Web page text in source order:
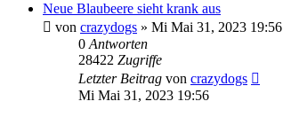
Neue Blaubeere sieht krank aus
von crazydogs » Mi Mai 31, 2023 19:56
0 Antworten
28422 Zugriffe
Letzter Beitrag von crazydogs
Mi Mai 31, 2023 19:56